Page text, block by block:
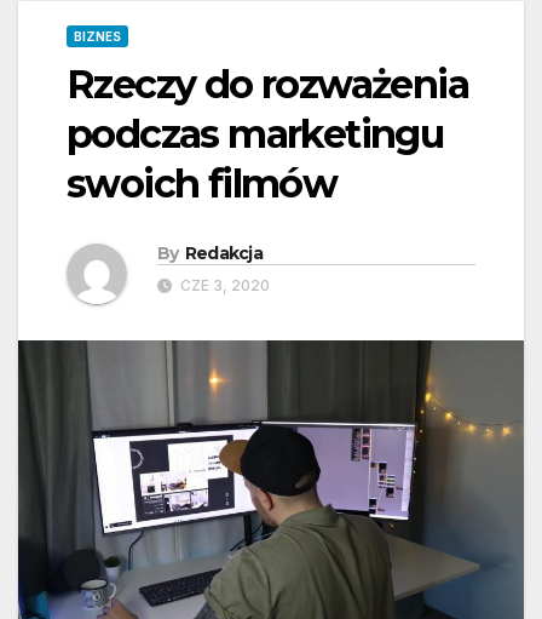
BIZNES
Rzeczy do rozważenia
podczas marketingu
swoich filmów
By Redakcja
CZE 3, 2020